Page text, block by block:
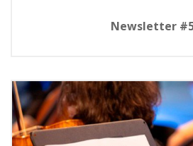
Newsletter